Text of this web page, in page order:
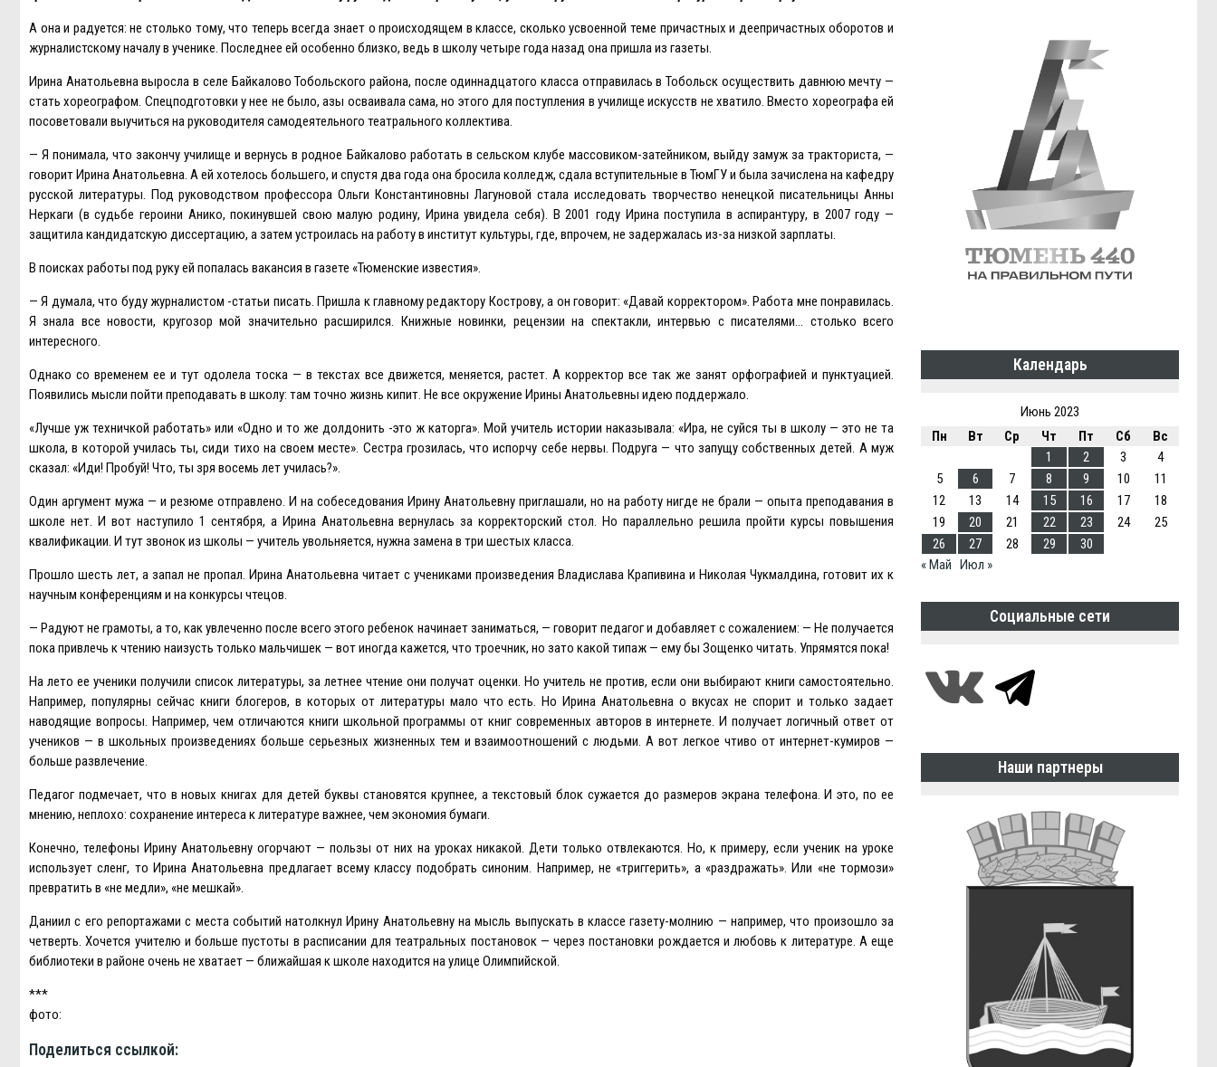
А она и радуется: не столько тому, что теперь всегда знает о происходящем в классе, сколько усвоенной теме причастных и деепричастных оборотов и
журналистскому началу в ученике. Последнее ей особенно близко, ведь в школу четыре года назад она пришла из газеты.
Ирина Анатольевна выросла в селе Байкалово Тобольского района, после одиннадцатого класса отправилась в Тобольск осуществить давнюю мечту —
стать хореографом. Спецподготовки у нее не было, азы осваивала сама, но этого для поступления в училище искусств не хватило. Вместо хореографа ей
посоветовали выучиться на руководителя самодеятельного театрального коллектива.
— Я понимала, что закончу училище и вернусь в родное Байкалово работать в сельском клубе массовиком-затейником, выйду замуж за тракториста, —
говорит Ирина Анатольевна. А ей хотелось большего, и спустя два года она бросила колледж, сдала вступительные в ТюмГУ и была зачислена на кафедру
русской литературы. Под руководством профессора Ольги Константиновны Лагуновой стала исследовать творчество ненецкой писательницы Анны
Неркаги (в судьбе героини Анико, покинувшей свою малую родину, Ирина увидела себя). В 2001 году Ирина поступила в аспирантуру, в 2007 году —
защитила кандидатскую диссертацию, а затем устроилась на работу в институт культуры, где, впрочем, не задержалась из-за низкой зарплаты.
В поисках работы под руку ей попалась вакансия в газете «Тюменские известия».
— Я думала, что буду журналистом -статьи писать. Пришла к главному редактору Кострову, а он говорит: «Давай корректором». Работа мне понравилась.
Я знала все новости, кругозор мой значительно расширился. Книжные новинки, рецензии на спектакли, интервью с писателями… столько всего
интересного.
Однако со временем ее и тут одолела тоска — в текстах все движется, меняется, растет. А корректор все так же занят орфографией и пунктуацией.
Появились мысли пойти преподавать в школу: там точно жизнь кипит. Не все окружение Ирины Анатольевны идею поддержало.
«Лучше уж техничкой работать» или «Одно и то же долдонить -это ж каторга». Мой учитель истории наказывала: «Ира, не суйся ты в школу — это не та
школа, в которой училась ты, сиди тихо на своем месте». Сестра грозилась, что испорчу себе нервы. Подруга — что запущу собственных детей. А муж
сказал: «Иди! Пробуй! Что, ты зря восемь лет училась?».
Один аргумент мужа — и резюме отправлено. И на собеседования Ирину Анатольевну приглашали, но на работу нигде не брали — опыта преподавания в
школе нет. И вот наступило 1 сентября, а Ирина Анатольевна вернулась за корректорский стол. Но параллельно решила пройти курсы повышения
квалификации. И тут звонок из школы — учитель увольняется, нужна замена в три шестых класса.
Прошло шесть лет, а запал не пропал. Ирина Анатольевна читает с учениками произведения Владислава Крапивина и Николая Чукмалдина, готовит их к
научным конференциям и на конкурсы чтецов.
— Радуют не грамоты, а то, как увлеченно после всего этого ребенок начинает заниматься, — говорит педагог и добавляет с сожалением: — Не получается
пока привлечь к чтению наизусть только мальчишек — вот иногда кажется, что троечник, но зато какой типаж — ему бы Зощенко читать. Упрямятся пока!
На лето ее ученики получили список литературы, за летнее чтение они получат оценки. Но учитель не против, если они выбирают книги самостоятельно.
Например, популярны сейчас книги блогеров, в которых от литературы мало что есть. Но Ирина Анатольевна о вкусах не спорит и только задает
наводящие вопросы. Например, чем отличаются книги школьной программы от книг современных авторов в интернете. И получает логичный ответ от
учеников — в школьных произведениях больше серьезных жизненных тем и взаимоотношений с людьми. А вот легкое чтиво от интернет-кумиров —
больше развлечение.
Педагог подмечает, что в новых книгах для детей буквы становятся крупнее, а текстовый блок сужается до размеров экрана телефона. И это, по ее
мнению, неплохо: сохранение интереса к литературе важнее, чем экономия бумаги.
Конечно, телефоны Ирину Анатольевну огорчают — пользы от них на уроках никакой. Дети только отвлекаются. Но, к примеру, если ученик на уроке
использует сленг, то Ирина Анатольевна предлагает всему классу подобрать синоним. Например, не «триггерить», а «раздражать». Или «не тормози»
превратить в «не медли», «не мешкай».
Даниил с его репортажами с места событий натолкнул Ирину Анатольевну на мысль выпускать в классе газету-молнию — например, что произошло за
четверть. Хочется учителю и больше пустоты в расписании для театральных постановок — через постановки рождается и любовь к литературе. А еще
библиотеки в районе очень не хватает — ближайшая к школе находится на улице Олимпийской.
***
фото:
Поделиться ссылкой:
Календарь
Июнь 2023
Пн
Вт Ср Чт Пт Сб
Вс
1
2 3
4
5
6 7 8 9 10
11
12
13 14 15 16 17
18
19
20 21 22 23 24
25
26
27 28 29
30
« Май Июл »
Социальные сети
Наши партнеры